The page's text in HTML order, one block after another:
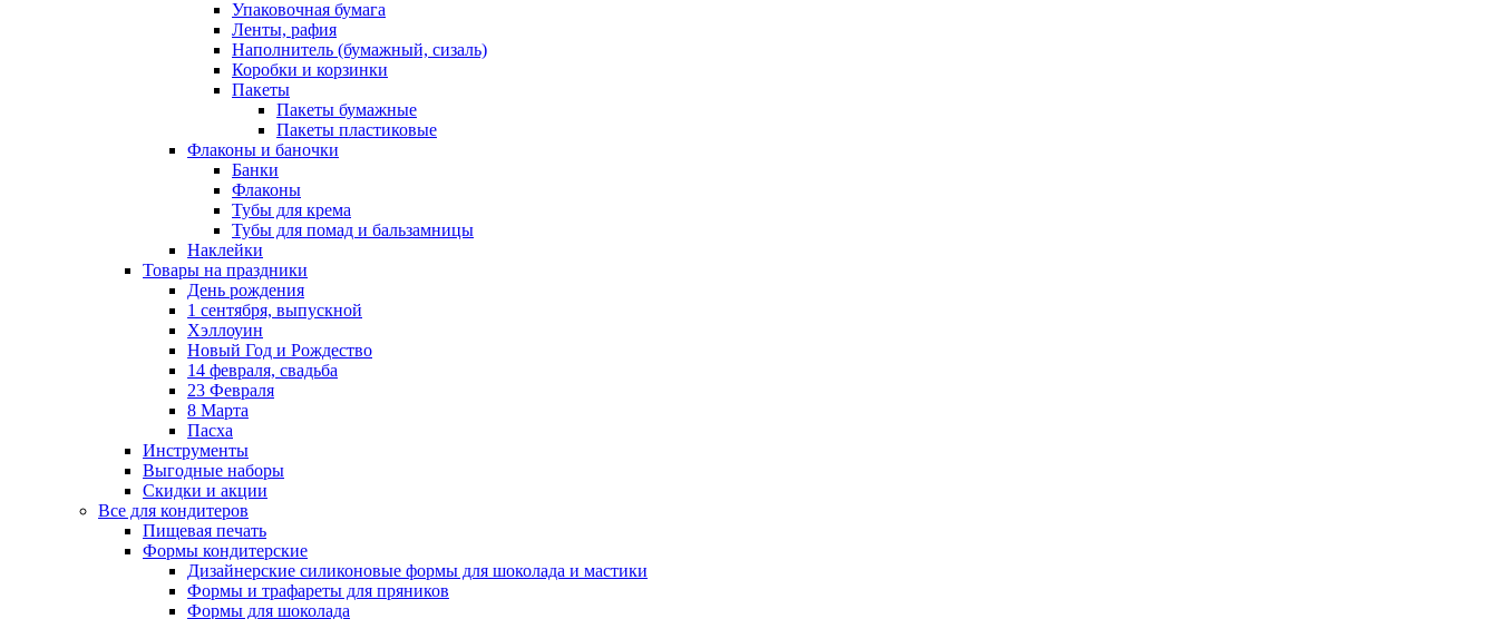
Упаковочная бумага
Ленты, рафия
Наполнитель (бумажный, сизаль)
Коробки и корзинки
Пакеты
Пакеты бумажные
Пакеты пластиковые
Флаконы и баночки
Банки
Флаконы
Тубы для крема
Тубы для помад и бальзамницы
Наклейки
Товары на праздники
День рождения
1 сентября, выпускной
Хэллоуин
Новый Год и Рождество
14 февраля, свадьба
23 Февраля
8 Марта
Пасха
Инструменты
Выгодные наборы
Скидки и акции
Все для кондитеров
Пищевая печать
Формы кондитерские
Дизайнерские силиконовые формы для шоколада и мастики
Формы и трафареты для пряников
Формы для шоколада